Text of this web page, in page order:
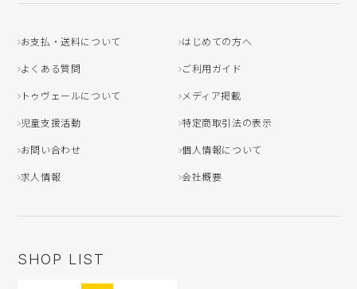
お支払・送料について はじめての方へ
よくある質問 ご利用ガイド
トゥヴェールについて メディア掲載
児童支援活動 特定商取引法の表示
お問い合わせ 個人情報について
求人情報 会社概要
SHOP LIST